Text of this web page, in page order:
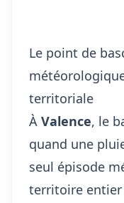
Le point de
territoriale
À Valence, le
quand une
seul épisode
territoire entier